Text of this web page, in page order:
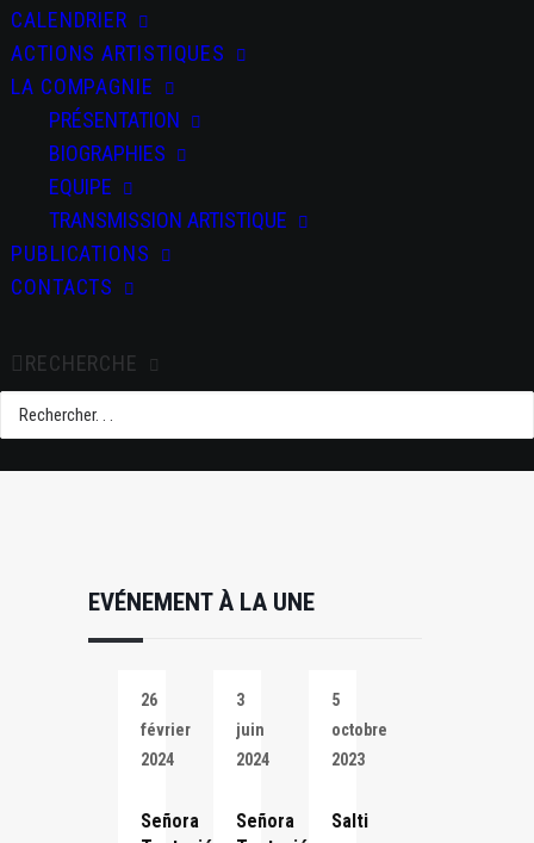
CALENDRIER
ACTIONS ARTISTIQUES
LA COMPAGNIE
PRÉSENTATION
BIOGRAPHIES
EQUIPE
TRANSMISSION ARTISTIQUE
PUBLICATIONS
CONTACTS
RECHERCHE
Agenda Google
EVÉNEMENT À LA UNE
26
février
2024
Señora
3
juin
2024
Señora
5
octobre
2023
Salti